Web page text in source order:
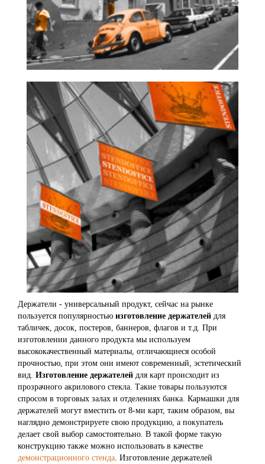
Держатели - универсальный продукт, сейчас на рынке
пользуется популярностью изготовление держателей для
табличек, досок, постеров, баннеров, флагов и т.д. При
изготовлении данного продукта мы используем
высококачественный материалы, отличающиеся особой
прочностью, при этом они имеют современный, эстетический
вид. Изготовление держателей для карт происходит из
прозрачного акрилового стекла. Такие товары пользуются
спросом в торговых залах и отделениях банка. Кармашки для
держателей могут вместить от 8-ми карт, таким образом, вы
наглядно демонстрируете свою продукцию, а покупатель
делает свой выбор самостоятельно. В такой форме такую
конструкцию также можно использовать в качестве
демонстрационного стенда . Изготовление держателей